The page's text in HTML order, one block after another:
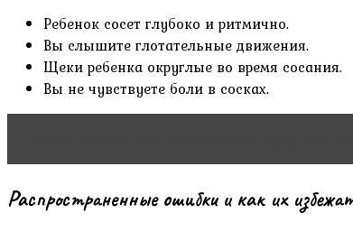
Ребенок сосет глубоко и ритмично.
Вы слышите глотательные движения.
Щеки ребенка округлые во время сосания.
Вы не чувствуете боли в сосках.
Распространенные ошибки и как их